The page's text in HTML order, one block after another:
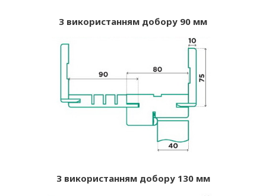
З використанням добору 90 мм
З використанням добору 130 мм